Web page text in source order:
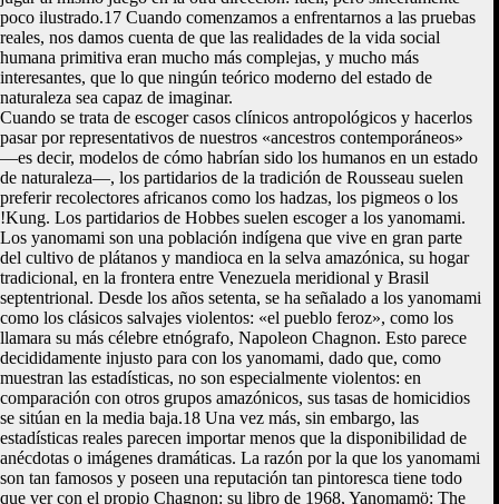
poco ilustrado.17 Cuando comenzamos a enfrentarnos a las pruebas
reales, nos damos cuenta de que las realidades de la vida social
humana primitiva eran mucho más complejas, y mucho más
interesantes, que lo que ningún teórico moderno del estado de
naturaleza sea capaz de imaginar.
Cuando se trata de escoger casos clínicos antropológicos y hacerlos
pasar por representativos de nuestros «ancestros contemporáneos»
—es decir, modelos de cómo habrían sido los humanos en un estado
de naturaleza—, los partidarios de la tradición de Rousseau suelen
preferir recolectores africanos como los hadzas, los pigmeos o los
!Kung. Los partidarios de Hobbes suelen escoger a los yanomami.
Los yanomami son una población indígena que vive en gran parte
del cultivo de plátanos y mandioca en la selva amazónica, su hogar
tradicional, en la frontera entre Venezuela meridional y Brasil
septentrional. Desde los años setenta, se ha señalado a los yanomami
como los clásicos salvajes violentos: «el pueblo feroz», como los
llamara su más célebre etnógrafo, Napoleon Chagnon. Esto parece
decididamente injusto para con los yanomami, dado que, como
muestran las estadísticas, no son especialmente violentos: en
comparación con otros grupos amazónicos, sus tasas de homicidios
se sitúan en la media baja.18 Una vez más, sin embargo, las
estadísticas reales parecen importar menos que la disponibilidad de
anécdotas o imágenes dramáticas. La razón por la que los yanomami
son tan famosos y poseen una reputación tan pintoresca tiene todo
que ver con el propio Chagnon: su libro de 1968, Yanomamö: The